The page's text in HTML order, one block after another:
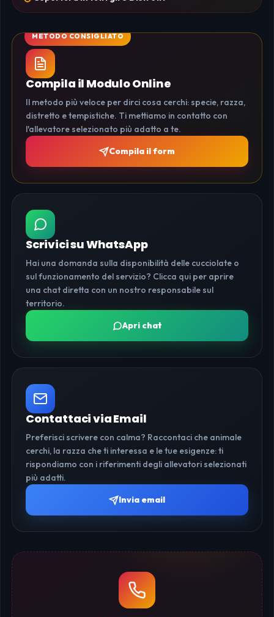
Compila il Modulo Online
Il metodo più veloce per dirci cosa cerchi: specie, razza,
distretto e tempistiche. Ti mettiamo in contatto con
l'allevatore selezionato più adatto a te.
Compila il form
Scrivici su WhatsApp
Hai una domanda sulla disponibilità delle cucciolate o
sul funzionamento del servizio? Clicca qui per aprire
una chat diretta con un nostro responsabile sul
territorio.
Apri chat
Contattaci via Email
Preferisci scrivere con calma? Raccontaci che animale
cerchi, la razza che ti interessa e le tue esigenze: ti
rispondiamo con i riferimenti degli allevatori selezionati
più adatti.
Invia email